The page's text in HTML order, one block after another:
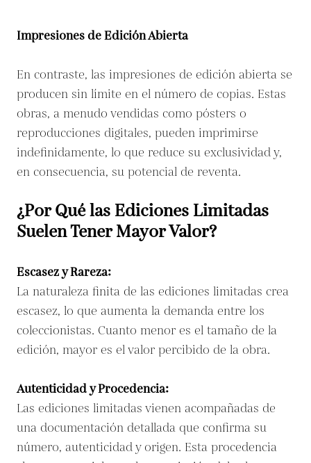
Impresiones de Edición Abierta
En contraste, las impresiones de edición abierta se
producen sin límite en el número de copias. Estas
obras, a menudo vendidas como pósters o
reproducciones digitales, pueden imprimirse
indefinidamente, lo que reduce su exclusividad y,
en consecuencia, su potencial de reventa.
¿Por Qué las Ediciones Limitadas
Suelen Tener Mayor Valor?
Escasez y Rareza:
La naturaleza finita de las ediciones limitadas crea
escasez, lo que aumenta la demanda entre los
coleccionistas. Cuanto menor es el tamaño de la
edición, mayor es el valor percibido de la obra.
Autenticidad y Procedencia:
Las ediciones limitadas vienen acompañadas de
una documentación detallada que confirma su
número, autenticidad y origen. Esta procedencia